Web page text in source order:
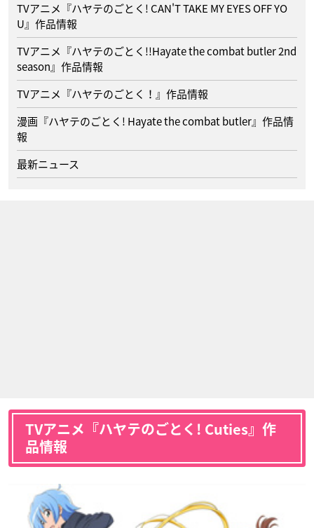
TVアニメ『ハヤテのごとく! CAN'T TAKE MY EYES OFF YO
U』作品情報
TVアニメ『ハヤテのごとく!!Hayate the combat butler 2nd
season』作品情報
TVアニメ『ハヤテのごとく！』作品情報
漫画『ハヤテのごとく! Hayate the combat butler』作品情
報
最新ニュース
TVアニメ『ハヤテのごとく! Cuties』作
品情報